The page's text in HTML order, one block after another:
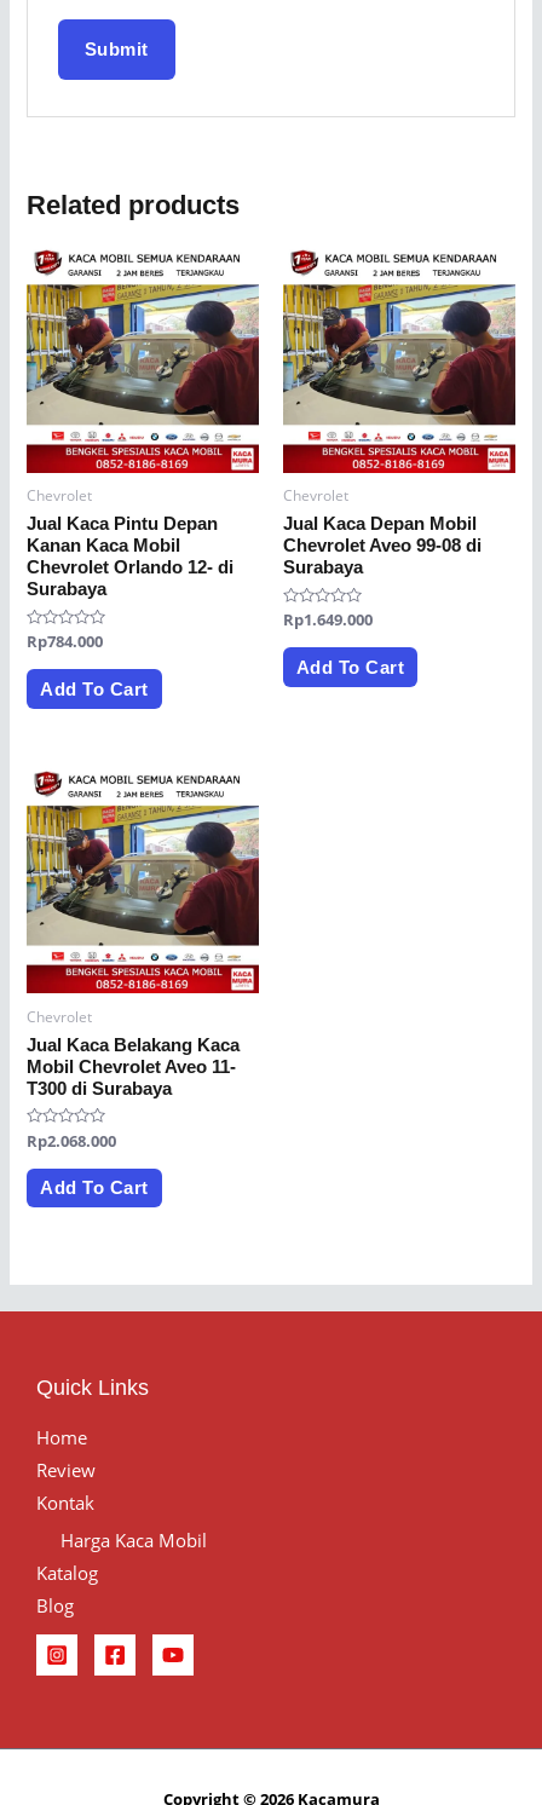
Related products
Chevrolet
Jual Kaca Pintu Depan
Kanan Kaca Mobil
Chevrolet Orlando 12- di
Surabaya
Rated
out
Rp784.000
Add To Cart
Chevrolet
Jual Kaca Depan Mobil
Chevrolet Aveo 99-08 di
Surabaya
Rated
out
Rp1.649.000
Add To Cart
Chevrolet
Jual Kaca Belakang Kaca
Mobil Chevrolet Aveo 11-
T300 di Surabaya
Rated
0
out
Rp2.068.000
Add To Cart
Quick Links
Home
Review
Kontak
Harga Kaca Mobil
Katalog
Blog
Copyright © 2026 Kacamura